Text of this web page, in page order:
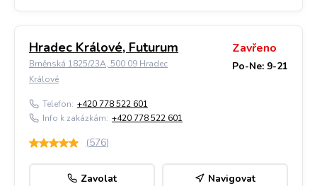
Hradec Králové, Futurum
Brněnská 1825/23A, 500 09 Hradec
Králové
Zavřeno
Po-Ne: 9-21
Telefon: +420 778 522 601
Info k zakázkám: +420 778 522 601
(576)
Zavolat Navigovat